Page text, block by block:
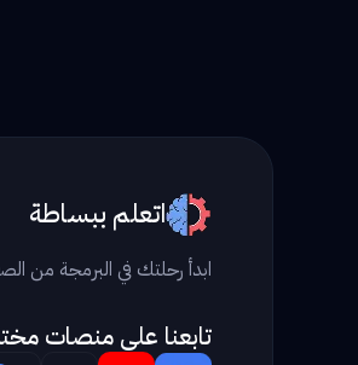
اتعلم ببساطة
ابدأ رحلتك في البرمجة من
تابعنا علي منصات